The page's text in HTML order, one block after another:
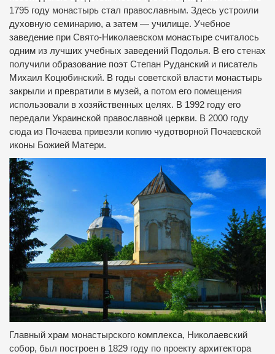
1795 году монастырь стал православным. Здесь устроили
духовную семинарию, а затем — училище. Учебное
заведение при Свято-Николаевском монастыре считалось
одним из лучших учебных заведений Подолья. В его стенах
получили образование поэт Степан Руданский и писатель
Михаил Коцюбинский. В годы советской власти монастырь
закрыли и превратили в музей, а потом его помещения
использовали в хозяйственных целях. В 1992 году его
передали Украинской православной церкви. В 2000 году
сюда из Почаева привезли копию чудотворной Почаевской
иконы Божией Матери.
Главный храм монастырского комплекса, Николаевский
собор, был построен в 1829 году по проекту архитектора